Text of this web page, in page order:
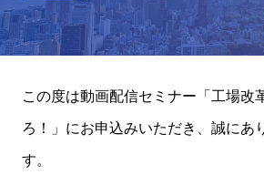
この度は動画配信セミナー「工場改
ろ！」にお申込みいただき、誠にあ
す。